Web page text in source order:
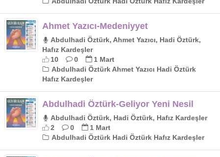
Ahmet Yazıcı-Medeniyyet
Abdulhadi Öztürk, Ahmet Yazıcı, Hadi Öztürk,
Hafız Kardeşler
10
0
1 Mart
Abdulhadi Öztürk Ahmet Yazıcı Hadi Öztürk
Hafız Kardeşler
Abdulhadi Öztürk-Geliyor Yeni Nesil
Abdulhadi Öztürk, Hadi Öztürk, Hafız Kardeşler
2
0
1 Mart
Abdulhadi Öztürk Hadi Öztürk Hafız Kardeşler